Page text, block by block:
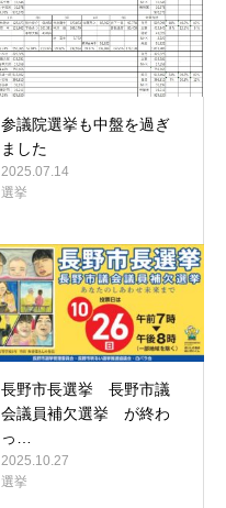
参議院選挙も中盤を過ぎ
ました
2025.07.14
選挙
長野市長選挙 長野市議
会議員補欠選挙 が終わ
っ…
2025.10.27
選挙